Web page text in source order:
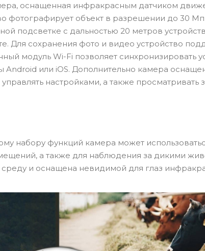
оснащенная инфракрасным датчиком
фотографирует объект в разрешении до 30
подсветке с дальностью 20 метров
Для сохранения фото и видео устройство
модуль Wi-Fi позволяет синхронизировать
или iOS. Дополнительно камера
настройками, а также
набору функций камера может
а также для наблюдения за дикими
и оснащена невидимой для глаз